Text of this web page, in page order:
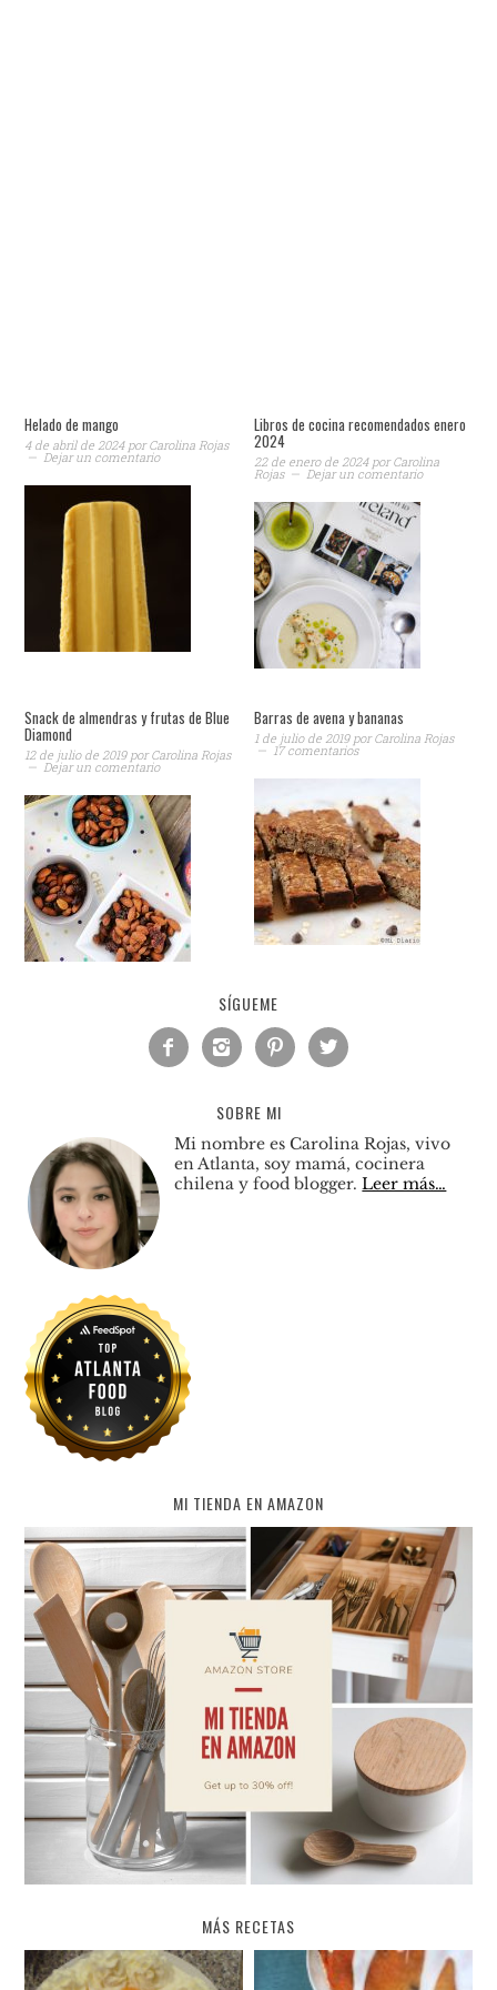
Helado de mango
4 de abril de 2024porCarolina Rojas
Dejar un comentario
Libros de cocina recomendados enero
2024
22 de enero de 2024porCarolina
Rojas Dejar un comentario
Snack de almendras y frutas de Blue
Diamond
12 de julio de 2019porCarolina Rojas
Dejar un comentario
Barras de avena y bananas
1 de julio de 2019porCarolina Rojas
17 comentarios
SÍGUEME
   
SOBRE MI
Mi nombre es Carolina Rojas, vivo
en Atlanta, soy mamá, cocinera
chilena y food blogger.Leer más…
MI TIENDA EN AMAZON
MÁS RECETAS